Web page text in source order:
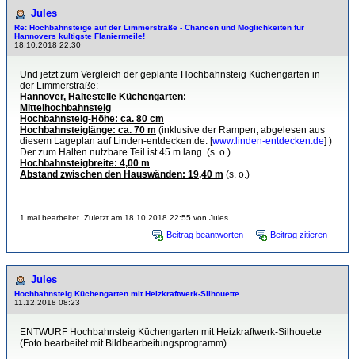
Jules
Re: Hochbahnsteige auf der Limmerstraße - Chancen und Möglichkeiten für
Hannovers kultigste Flaniermeile!
18.10.2018 22:30
Und jetzt zum Vergleich der geplante Hochbahnsteig Küchengarten in
der Limmerstraße:
Hannover, Haltestelle Küchengarten:
Mittelhochbahnsteig
Hochbahnsteig-Höhe: ca. 80 cm
Hochbahnsteiglänge: ca. 70 m (inklusive der Rampen, abgelesen aus
diesem Lageplan auf Linden-entdecken.de: [www.linden-entdecken.de] )
Der zum Halten nutzbare Teil ist 45 m lang. (s. o.)
Hochbahnsteigbreite: 4,00 m
Abstand zwischen den Hauswänden: 19,40 m (s. o.)
1 mal bearbeitet. Zuletzt am 18.10.2018 22:55 von Jules.
Beitrag beantworten Beitrag zitieren
Jules
Hochbahnsteig Küchengarten mit Heizkraftwerk-Sil­hou­et­te
11.12.2018 08:23
ENTWURF Hochbahnsteig Küchengarten mit Heizkraftwerk-Silhouette
(Foto bearbeitet mit Bildbearbeitungsprogramm)